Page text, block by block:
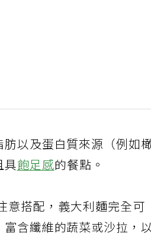
以及蛋白質來源（例如
具飽足感的餐點。
搭配，義大利麵完全可
含纖維的蔬菜或沙拉，